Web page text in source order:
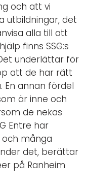
och att vi
utbildningar, det
alla till att
finns SSG:s
underlättar för
att de har rätt
En annan fördel
är inne och
de nekas
Entre har
många
det, berättar
på Ranheim